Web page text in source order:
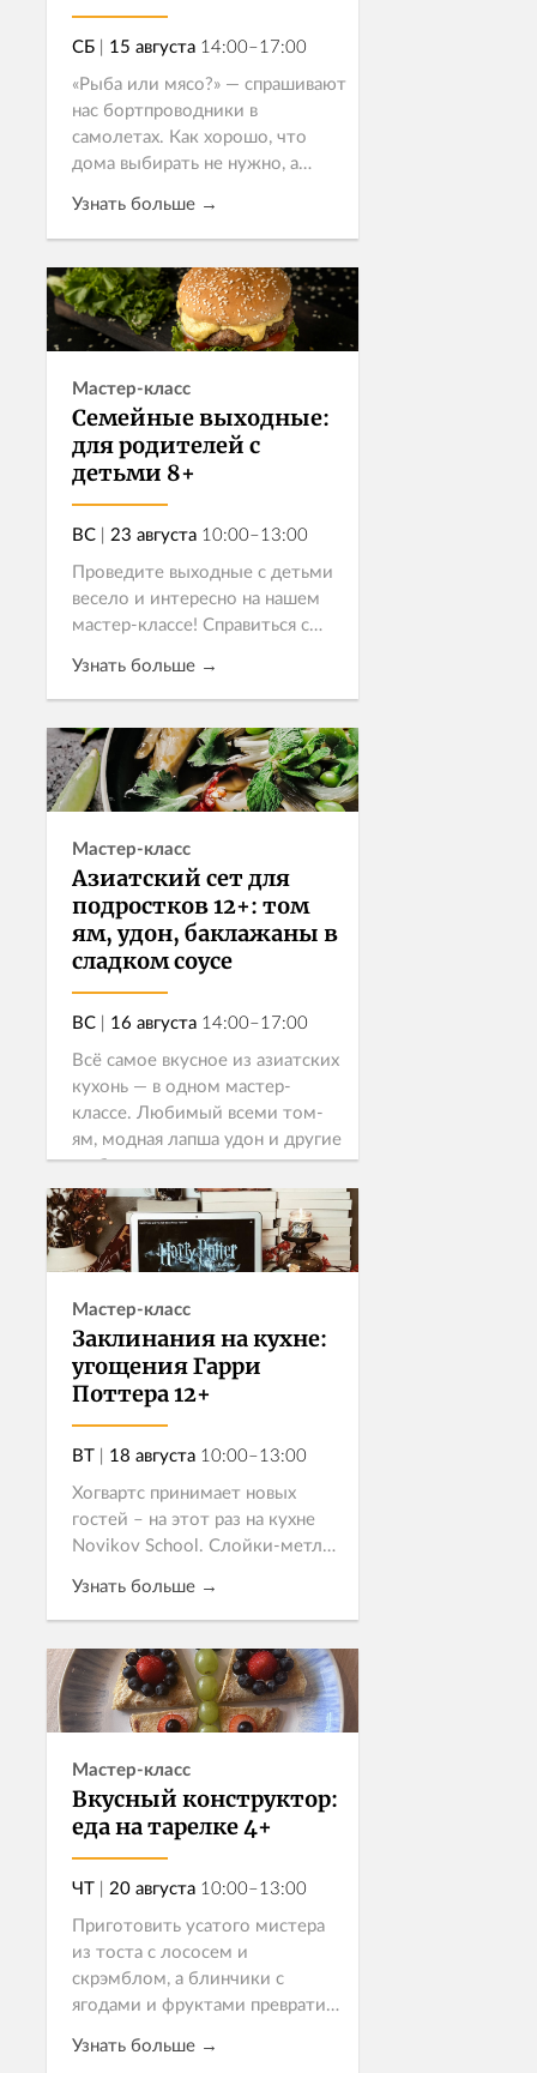
СБ | 15 августа 14:00–17:00
«Рыба или мясо?» — спрашивают
нас бортпроводники в
самолетах. Как хорошо, что
дома выбирать не нужно, а
великолепный обед, в котором
будет и то, и другое! Именно
такой обед из четырё...
Узнать больше →
Записаться
Мастер-класс
Семейные выходные:
для родителей с
детьми 8+
ВС | 23 августа 10:00–13:00
Проведите выходные с детьми
весело и интересно на нашем
мастер-классе! Справиться с
юным участникам помогут не
только наши профессиональные
повара, но и родители, ведь
стоимос...
Узнать больше →
Записаться
Мастер-класс
Азиатский сет для
подростков 12+: том
ям, удон, баклажаны в
сладком соусе
ВС | 16 августа 14:00–17:00
Всё самое вкусное из азиатских
кухонь — в одном мастер-
классе. Любимый всеми том-
ям, модная лапша удон и другие
любимые москвичами
азиатские блюда!
Узнать больше →
Записаться
Мастер-класс
Заклинания на кухне:
угощения Гарри
Поттера 12+
ВТ | 18 августа 10:00–13:00
Хогвартс принимает новых
гостей – на этот раз на кухне
Novikov School. Слойки-метлы,
сливочное пиво и каменные
кексы Хагрида – этим вечером
шеф Дарья Виновец превратит
любимые обр...
Узнать больше →
Записаться
Мастер-класс
Вкусный конструктор:
еда на тарелке 4+
ЧТ | 20 августа 10:00–13:00
Приготовить усатого мистера
из тоста с лососем и
скрэмблом, а блинчики с
ягодами и фруктами превратить
Лапку Симбы приготовить из
Узнать больше →